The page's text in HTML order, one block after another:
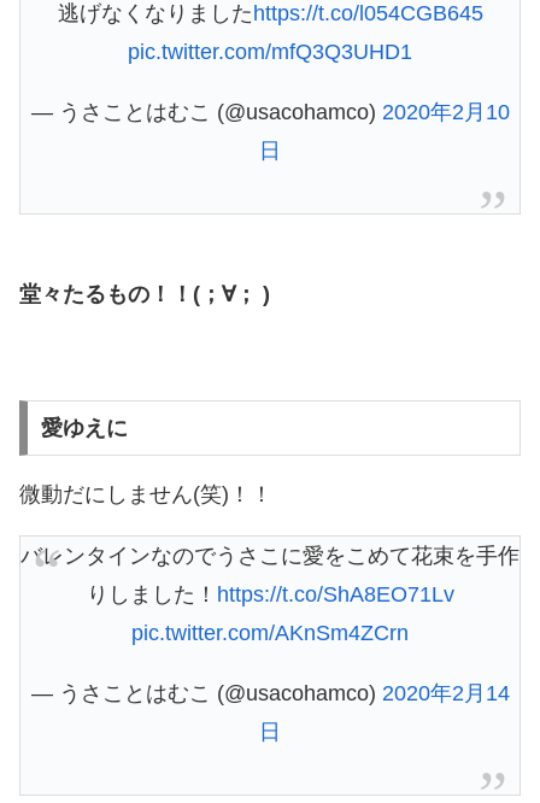
逃げなくなりました https://t.co/l054CGB645
pic.twitter.com/mfQ3Q3UHD1
— うさことはむこ (@usacohamco) 2020年2月10
日
堂々たるもの！！(；∀； )
愛ゆえに
微動だにしません(笑)！！
バレンタインなのでうさこに愛をこめて花束を手作
りしました！ https://t.co/ShA8EO71Lv
pic.twitter.com/AKnSm4ZCrn
— うさことはむこ (@usacohamco) 2020年2月14
日